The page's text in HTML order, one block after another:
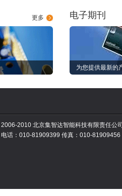
更多 电子期刊
为您提供最新的
2006-2010 北京集智达智能科技有限责任公
电话：010-81909399 传真：010-